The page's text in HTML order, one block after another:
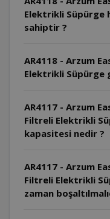
Elektrikli Süpürge
sahiptir ?
AR4118 - Arzum
Elektrikli Süpürge
AR4117 - Arzum
Filtreli Elektrikli
kapasitesi nedir ?
AR4117 - Arzum
Filtreli Elektrikli
zaman